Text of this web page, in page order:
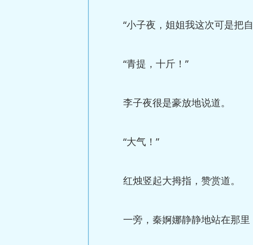
“小子夜，姐姐我这次可是把自
“青提，十斤！”
李子夜很是豪放地说道。
“大气！”
红烛竖起大拇指，赞赏道。
一旁，秦婀娜静静地站在那里